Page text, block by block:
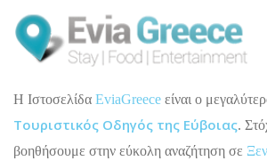
H Ιστοσελίδα EviaGreece είναι ο
Τουριστικός Οδηγός της Εύβοιας.
βοηθήσουμε στην εύκολη αναζήτηση σε